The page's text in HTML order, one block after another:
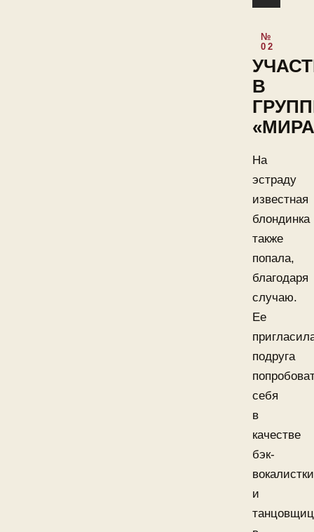
В
На
эстраду
известная
блондинка
также
попала,
благодаря
случаю.
Ее
подруга
себя
в
качестве
бэк-
вокалистки
и